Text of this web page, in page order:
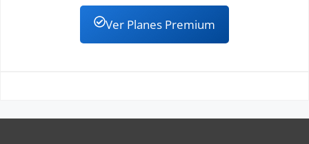
Ver Planes Premium